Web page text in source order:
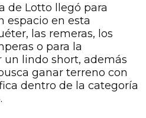
de Lotto llegó para
espacio en esta
las remeras, los
o para la
lindo short, además
ganar terreno con
dentro de la categoría